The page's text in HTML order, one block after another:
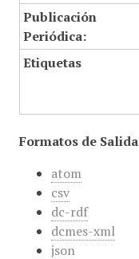
Publicación
Periódica:
Etiquetas
Formatos de Salida
atom
csv
dc-rdf
dcmes-xml
json